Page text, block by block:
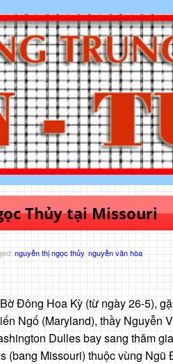
Thủy tại Missouri
nguyễn thị ngọc thủy nguyễn văn hòa
Đông Hoa Kỳ (từ ngày 26-5),
Ngố (Maryland), thầy Nguyễn
Dulles bay sang thăm
(bang Missouri) thuộc vùng Ngũ